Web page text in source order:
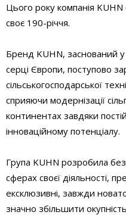
Цього року компанія KUHN
своє 190-річчя.
Бренд KUHN, заснований
серці Європи, поступово
сільськогосподарської
сприяючи модернізації
континентах завдяки
інноваційному потенціалу.
Група KUHN розробила
сферах своєї діяльності,
ексклюзивні, завжди
значно збільшити